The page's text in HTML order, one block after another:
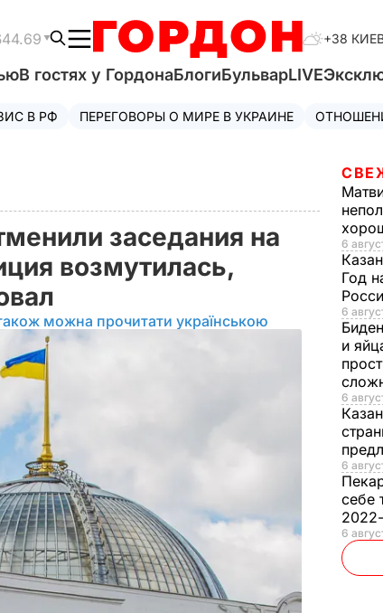
+38
В гостях у ГордонаБлогиБульварLIVE
В РФ ПЕРЕГОВОРЫ О МИРЕ В УКРАИНЕ
заседания на
возмутилась,
можна прочитати українською
6
Год
6
и
6
6
себе
6